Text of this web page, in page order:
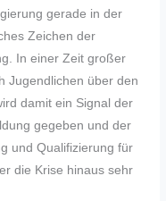
gerade in der
Zeichen der
In einer Zeit großer
Jugendlichen über den
damit ein Signal der
gegeben und der
und Qualifizierung für
die Krise hinaus sehr